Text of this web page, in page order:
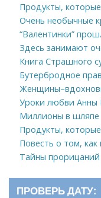
Продукты,
Очень необычные
“Валентинки”
Здесь занимают
Книга Страшного
Бутербродное
Уроки любви Анны
Миллионы в шляпе
Продукты,
Повесть о том,
Тайны
ПРОВЕРЬ ДАТУ: